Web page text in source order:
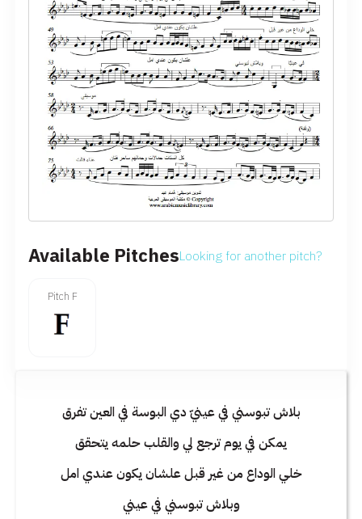
Available PitchesLooking for another pitch?
Pitch F
بلاش تبوسني في عينيّ دي البوسة في العين تفرق
يمكن في يوم ترجع لي والقلب حلمه يتحقق
خلي الوداع من غير قبل علشان يكون عندي امل
وبلاش تبوسني في عيني